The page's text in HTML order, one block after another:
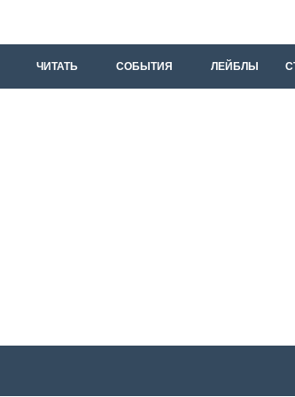
ЧИТАТЬ СОБЫТИЯ ЛЕЙБЛЫ